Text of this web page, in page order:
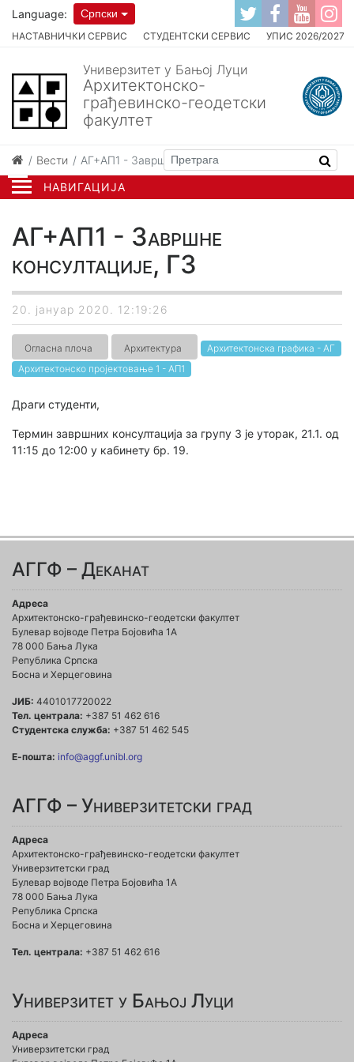
НАВИГАЦИЈА
НАСТАВНИЧКИ СЕРВИС СТУДЕНТСКИ СЕРВИС УПИС 2026/2027
Language: Српски
Универзитет у Бањој Луци
Архитектонско-
грађевинско-геодетски
факултет
Вести AГ+АП1 - Завршне консултације, Г3
AГ+АП1 - Завршне
консултације, Г3
20. јануар 2020. 12:19:26
Огласна плоча Архитектура
Архитектонска графика - АГ
Архитектонско пројектовање 1 - AП1
Драги студенти,
Термин завршних консултација за групу 3 је уторак, 21.1. од
11:15 до 12:00 у кабинету бр. 19.
АГГФ – Деканат
Адреса
Архитектонско-грађевинско-геодетски факултет
Булевар војводе Петра Бојовића 1A
78 000 Бања Лука
Република Српска
Босна и Херцеговина
ЈИБ: 4401017720022
Тел. централа: +387 51 462 616
Студентска служба: +387 51 462 545
Е-пошта: info@aggf.unibl.org
АГГФ – Универзитетски град
Адреса
Архитектонско-грађевинско-геодетски факултет
Универзитетски град
Булевар војводе Петра Бојовића 1A
78 000 Бања Лука
Република Српска
Босна и Херцеговина
Тел. централа: +387 51 462 616
Универзитет у Бањој Луци
Адреса
Универзитетски град